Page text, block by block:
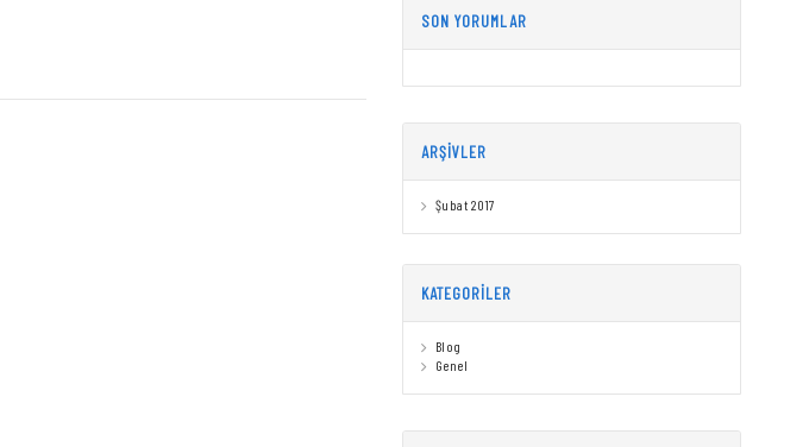
SON YORUMLAR
ARŞIVLER
Şubat 2017
KATEGORILER
Blog
Genel